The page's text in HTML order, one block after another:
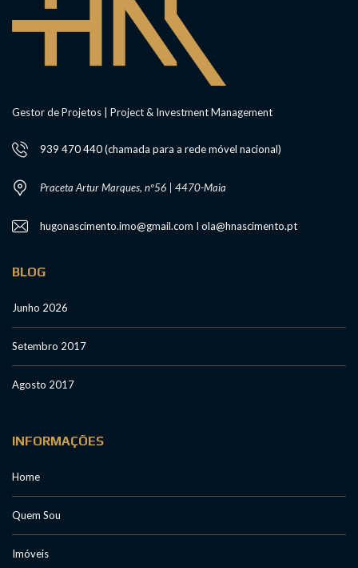
Gestor de Projetos | Project & Investment Management
939 470 440 (chamada para a rede móvel nacional)
Praceta Artur Marques, nº56 | 4470-Maia
hugonascimento.imo@gmail.com I ola@hnascimento.pt
BLOG
Junho 2026
Setembro 2017
Agosto 2017
INFORMAÇÕES
Home
Quem Sou
Imóveis